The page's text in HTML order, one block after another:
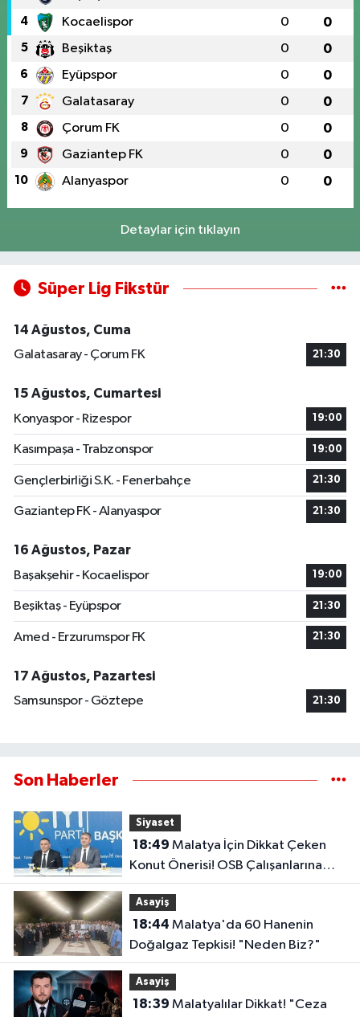
4 Kocaelispor 0 0
5 Beşiktaş 0 0
6 Eyüpspor 0 0
7 Galatasaray 0 0
8 Çorum FK 0 0
9 Gaziantep FK 0 0
10 Alanyaspor 0 0
Detaylar için tıklayın
Süper Lig Fikstür
14 Ağustos, Cuma
Galatasaray - Çorum FK
21:30
15 Ağustos, Cumartesi
Konyaspor - Rizespor
19:00
Kasımpaşa - Trabzonspor 19:00
Gençlerbirliği S.K. - Fenerbahçe 21:30
Gaziantep FK - Alanyaspor 21:30
16 Ağustos, Pazar
Başakşehir - Kocaelispor
19:00
Beşiktaş - Eyüpspor 21:30
Amed - Erzurumspor FK 21:30
17 Ağustos, Pazartesi
Samsunspor - Göztepe
21:30
Son Haberler
Siyaset
18:49
Konut Önerisi! OSB Çalışanlarına
Faizsiz Ev Çağrısı..
Asayiş
18:44
Doğalgaz Tepkisi! "Neden Biz?"
Asayiş
18:39